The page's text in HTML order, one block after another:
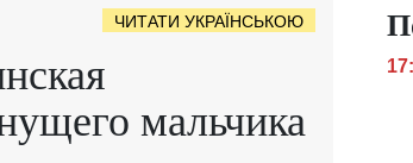
ЧИТАТИ УКРАЇНСЬКОЮ
мальчика